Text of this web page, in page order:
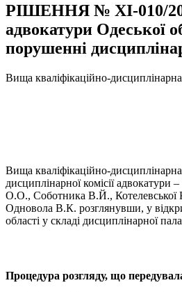
РІШЕННЯ № XI-010/
адвокатури Одеської
порушенні
Вища кваліфікаційно-дисциплінарна
Вища кваліфікаційно-
дисциплінарної комісії
О.О., Соботника В.Й.,
Одновола В.К. розглянувши, у
області у складі дисциплінарної
Процедура розгляду, що